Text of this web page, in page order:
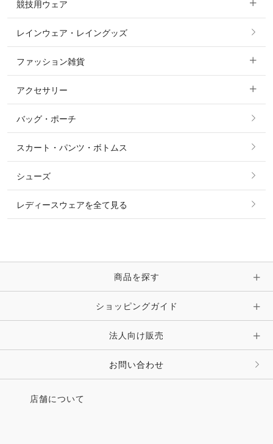
カットソー・Tシャツ・タンクトップ
ニット・セーター
シャツ・ブラウス・ワンピース
コート
ジャケット・ブルゾン
競技用ウェア
すべての競技用ウェア
ショージャケット
ショーシャツ
レインウェア・レイングッズ
ファッション雑貨
すべてのファッション雑貨
ソックス
ベルト
時計・財布・キーケース・革小物
キーホルダー・チャーム・ストラップ
その他 ファッション雑貨
アクセサリー
すべてのアクセサリー
リング
ピアス・イヤリング
ピン・ブローチ・コサージュ
その他 アクセサリー
バッグ・ポーチ
スカート・パンツ・ボトムス
シューズ
レディースウェアを全て見る
商品を探す
ショッピングガイド
法人向け販売
お問い合わせ
店舗について